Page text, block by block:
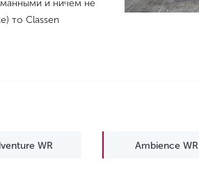
и ничем не
то Classen
WR Ambience WR